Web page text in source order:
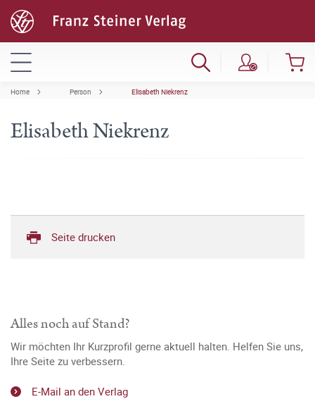
Home Person Elisabeth Niekrenz
Elisabeth Niekrenz
Seite drucken
Alles noch auf Stand?
Wir möchten Ihr Kurzprofil gerne aktuell halten. Helfen Sie uns,
Ihre Seite zu verbessern.
E-Mail an den Verlag